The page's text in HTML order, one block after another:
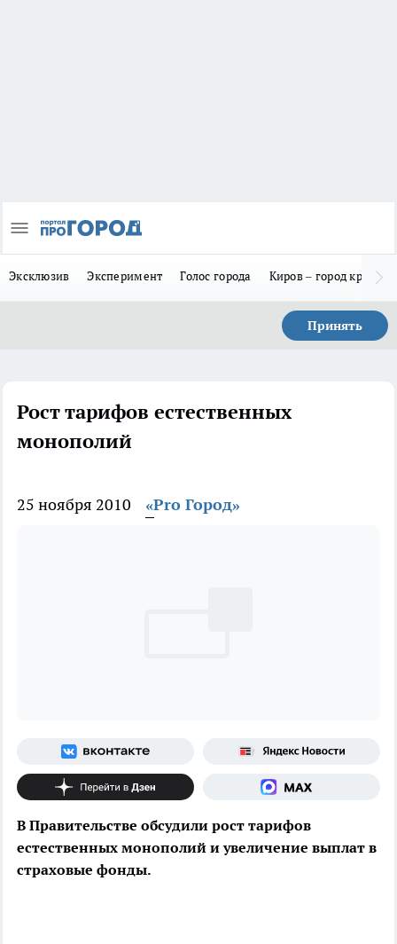
Эксклюзив Эксперимент Голос города Киров – город
Принять
Рост тарифов естественных
монополий
25 ноября 2010 «Pro Город»
В Правительстве обсудили рост тарифов
естественных монополий и увеличение выплат в
страховые фонды.